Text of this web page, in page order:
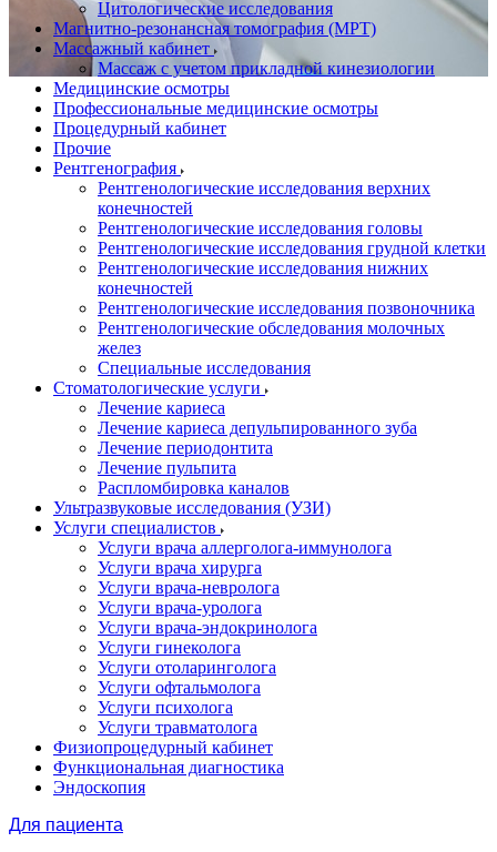
Цитологические исследования
Магнитно-резонансная томография (МРТ)
Массажный кабинет
Массаж с учетом прикладной кинезиологии
Медицинские осмотры
Профессиональные медицинские осмотры
Процедурный кабинет
Прочие
Рентгенография
Рентгенологические исследования верхних
конечностей
Рентгенологические исследования головы
Рентгенологические исследования грудной клетки
Рентгенологические исследования нижних
конечностей
Рентгенологические исследования позвоночника
Рентгенологические обследования молочных
желез
Специальные исследования
Стоматологические услуги
Лечение кариеса
Лечение кариеса депульпированного зуба
Лечение периодонтита
Лечение пульпита
Распломбировка каналов
Ультразвуковые исследования (УЗИ)
Услуги специалистов
Услуги врача аллерголога-иммунолога
Услуги врача хирурга
Услуги врача-невролога
Услуги врача-уролога
Услуги врача-эндокринолога
Услуги гинеколога
Услуги отоларинголога
Услуги офтальмолога
Услуги психолога
Услуги травматолога
Физиопроцедурный кабинет
Функциональная диагностика
Эндоскопия
Для пациента